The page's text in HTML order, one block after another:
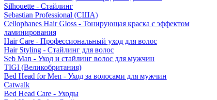
Silhouette - Стайлинг
Sebastian Professional (США)
Cellophanes Hair Gloss - Тонирующая краска с эффектом
ламинирования
Hair Care - Профессиональный уход для волос
Hair Styling - Стайлинг для волос
Seb Man - Уход и стайлинг волос для мужчин
TIGI (Великобритания)
Bed Head for Men - Уход за волосами для мужчин
Catwalk
Bed Head Care - Уходы